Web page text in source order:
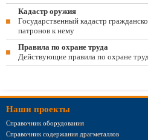
Кадастр оружия
Государственный кадастр
патронов к нему
Правила по охране труда
Действующие правила по охране
Наши проекты
Справочник оборудования
Справочник содержания драгметаллов